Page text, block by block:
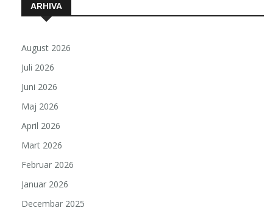
ARHIVA
August 2026
Juli 2026
Juni 2026
Maj 2026
April 2026
Mart 2026
Februar 2026
Januar 2026
Decembar 2025